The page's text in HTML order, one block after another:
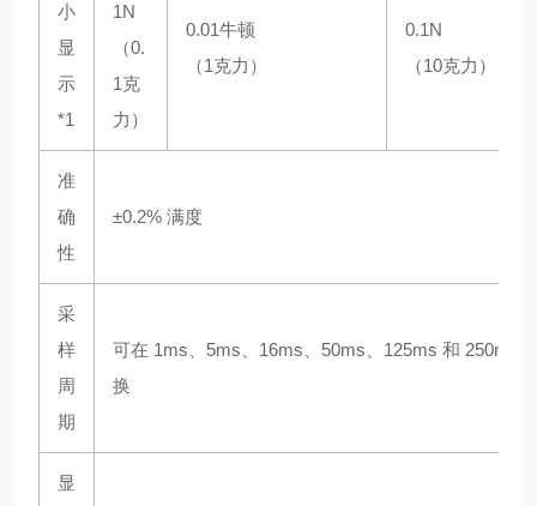
小
显
示
*1
1N
（0.
1克
力）
0.01牛顿
（1克力）
0.1N
（10克力）
准
确
性
±0.2% 满度
采
样
周
期
可在 1ms、5ms、16ms、50ms、125ms 和 250ms
换
显